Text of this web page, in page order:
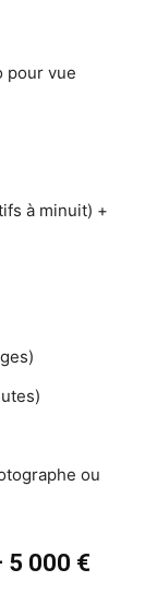
pour vue
à minuit) +
ou
5 000 €